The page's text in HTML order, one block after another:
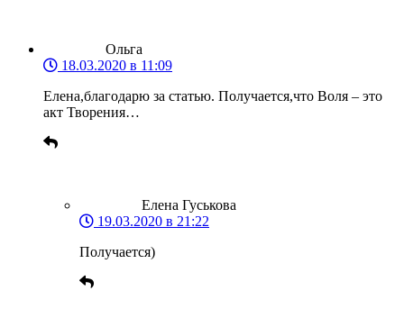
Ольга
18.03.2020 в 11:09
Елена,благодарю за статью. Получается,что Воля – это
акт Творения…
Елена Гуськова
19.03.2020 в 21:22
Получается)